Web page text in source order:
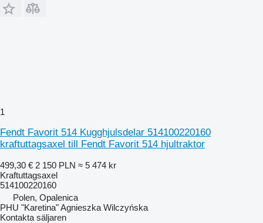
1
Fendt Favorit 514 Kugghjulsdelar 514100220160
kraftuttagsaxel till Fendt Favorit 514 hjultraktor
499,30 € 2 150 PLN ≈ 5 474 kr
Kraftuttagsaxel
514100220160
Polen, Opalenica
PHU "Karetina" Agnieszka Wilczyńska
Kontakta säljaren